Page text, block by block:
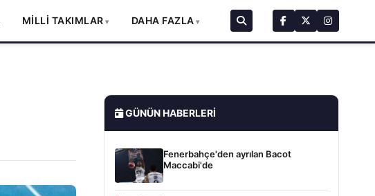
MİLLİ TAKIMLAR DAHA FAZLA
GÜNÜN HABERLERI
Fenerbahçe'den ayrılan Bacot
Maccabi'de